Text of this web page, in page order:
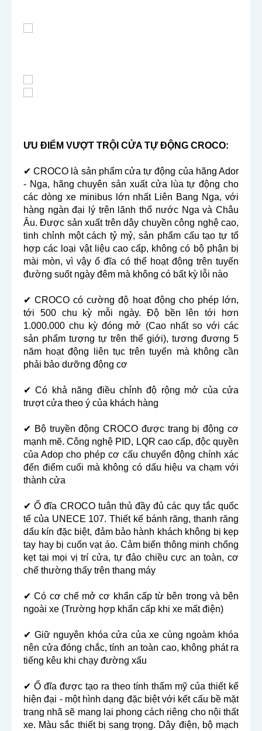
ƯU ĐIỂM VƯỢT TRỘI CỬA TỰ ĐỘNG CROCO:
✔ CROCO là sản phẩm cửa tự động của hãng Ador
- Nga, hãng chuyên sản xuất cửa lùa tự động cho
các dòng xe minibus lớn nhất Liên Bang Nga, với
hàng ngàn đại lý trên lãnh thổ nước Nga và Châu
Âu. Được sản xuất trên dây chuyền công nghệ cao,
tinh chỉnh một cách tỷ mỷ, sản phẩm cấu tạo tự tổ
hợp các loại vật liệu cao cấp, không có bộ phận bị
mài mòn, vì vậy ổ đĩa có thể hoạt động trên tuyến
đường suốt ngày đêm mà không có bất kỳ lỗi nào
✔ CROCO có cường độ hoạt động cho phép lớn,
tới 500 chu kỳ mỗi ngày. Độ bền lên tới hơn
1.000.000 chu kỳ đóng mở (Cao nhất so với các
sản phẩm tượng tự trên thế giới), tương đương 5
năm hoạt động liên tục trên tuyến mà không cần
phải bảo dưỡng động cơ
✔ Có khả năng điều chỉnh độ rộng mở của cửa
trượt cửa theo ý của khách hàng
✔ Bộ truyền động CROCO được trang bị động cơ
mạnh mẽ. Công nghệ PID, LQR cao cấp, độc quyền
của Adop cho phép cơ cấu chuyển động chính xác
đến điểm cuối mà không có dấu hiệu va chạm với
thành cửa
✔ Ổ đĩa CROCO tuân thủ đầy đủ các quy tắc quốc
tế của UNECE 107. Thiết kế bánh răng, thanh răng
dấu kín đặc biệt, đảm bảo hành khách không bị kẹp
tay hay bị cuốn vạt áo. Cảm biến thông minh chống
kẹt tại mọi vị trí cửa, tự đảo chiều cực an toàn, cơ
chế thường thấy trên thang máy
✔ Có cơ chế mở cơ khẩn cấp từ bên trong và bên
ngoài xe (Trường hợp khẩn cấp khi xe mất điện)
✔ Giữ nguyên khóa cửa của xe cùng ngoàm khóa
nên cửa đóng chắc, tính an toàn cao, không phát ra
tiếng kêu khi chạy đường xấu
✔ Ổ đĩa được tạo ra theo tính thẩm mỹ của thiết kế
hiện đại - một hình dạng đặc biệt với kết cấu bề mặt
trang nhã sẽ mang lại phong cách riêng cho nội thất
xe. Màu sắc thiết bị sang trọng. Dây điện, bộ mạch